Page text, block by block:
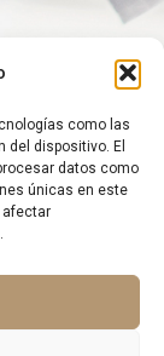
como las
del dispositivo. El
datos como
únicas en este
afectar
partido a